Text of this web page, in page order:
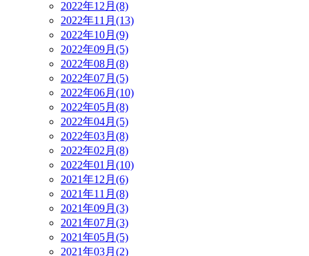
2022年12月(8)
2022年11月(13)
2022年10月(9)
2022年09月(5)
2022年08月(8)
2022年07月(5)
2022年06月(10)
2022年05月(8)
2022年04月(5)
2022年03月(8)
2022年02月(8)
2022年01月(10)
2021年12月(6)
2021年11月(8)
2021年09月(3)
2021年07月(3)
2021年05月(5)
2021年03月(2)